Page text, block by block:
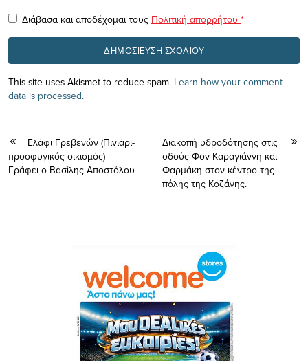
Διάβασα και αποδέχομαι τους Πολιτική απορρήτου *
This site uses Akismet to reduce spam. Learn how your comment
data is processed.
Ελάφι Γρεβενών (Πινιάρι-
προσφυγικός οικισμός) –
Γράφει ο Βασίλης Αποστόλου
Διακοπή υδροδότησης στις
οδούς Φον Καραγιάννη και
Φαρμάκη στον κέντρο της
πόλης της Κοζάνης.